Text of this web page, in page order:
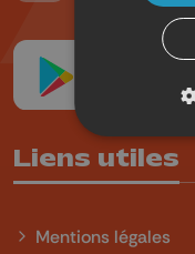
Liens utiles
Mentions légales